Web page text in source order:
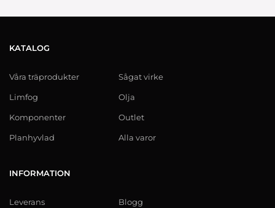
KATALOG
Våra träprodukter
Limfog
Komponenter
Planhyvlad
Sågat virke
Olja
Outlet
Alla varor
INFORMATION
Leverans Blogg